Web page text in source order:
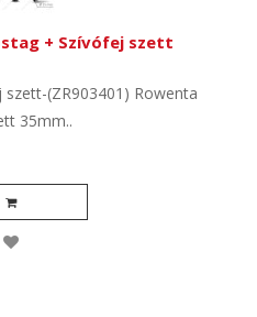
+ Szívófej szett
(ZR903401) Rowenta
35mm..